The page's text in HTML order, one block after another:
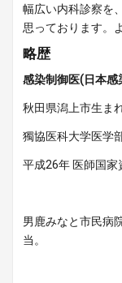
幅広い内科診察を
思っております。
略歴
感染制御医(日本感
秋田県潟上市生ま
獨協医科大学医学
平成26年 医師国家
男鹿みなと市民病
当。